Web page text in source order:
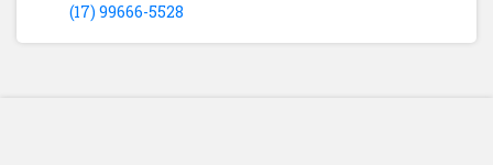
(17) 99666-5528